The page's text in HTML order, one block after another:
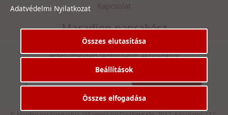
Kapcsolat
Maradjon naprakész
Íratkozzon fel hírlevelünkre, hogy első kézből
értesülhessen legfrissebb akcióinkról
Elfogadom azAdatvédelmi Nyilatkozat
Adatvédelmi Nyilatkozat
Összes elutasítása
Beállítások
Összes elfogadása